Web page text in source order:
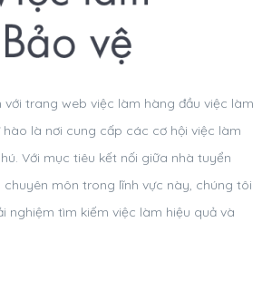
với trang web việc làm hàng đầu việc làm
là nơi cung cấp các cơ hội việc làm
Với mục tiêu kết nối giữa nhà tuyển
môn trong lĩnh vực này, chúng tôi
nghiệm tìm kiếm việc làm hiệu quả và